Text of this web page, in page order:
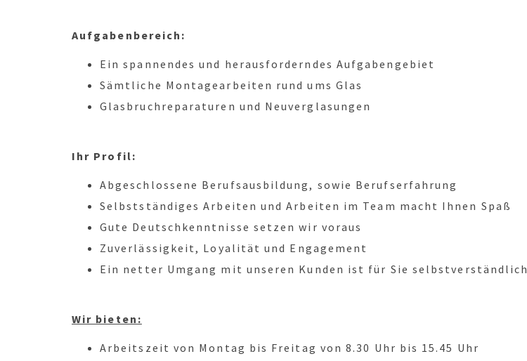
Aufgabenbereich:
Ein spannendes und herausforderndes Aufgabengebiet
Sämtliche Montagearbeiten rund ums Glas
Glasbruchreparaturen und Neuverglasungen
Ihr Profil:
Abgeschlossene Berufsausbildung, sowie Berufserfahrung
Selbstständiges Arbeiten und Arbeiten im Team macht Ihnen Spaß
Gute Deutschkenntnisse setzen wir voraus
Zuverlässigkeit, Loyalität und Engagement
Ein netter Umgang mit unseren Kunden ist für Sie selbstverständlich
Wir bieten:
Arbeitszeit von Montag bis Freitag von 8.30 Uhr bis 15.45 Uhr